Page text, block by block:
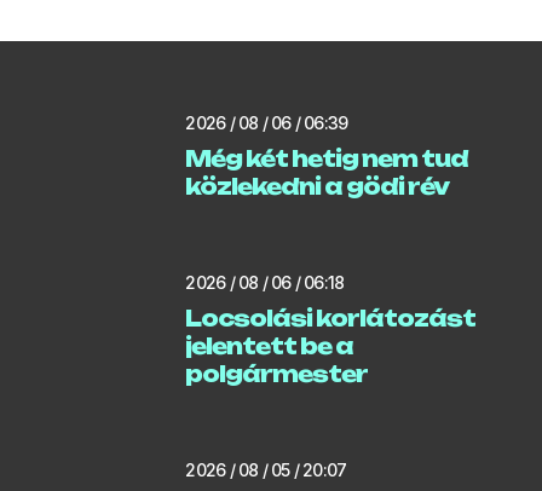
2026 / 08 / 06 / 06:39
Még két hetig nem tud
közlekedni a gödi rév
2026 / 08 / 06 / 06:18
Locsolási korlátozást
jelentett be a
polgármester
2026 / 08 / 05 / 20:07